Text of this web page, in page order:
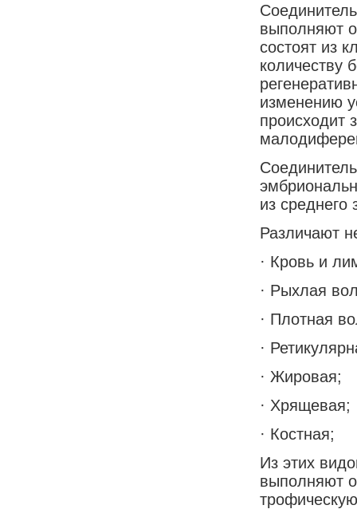
выполняют
состоят из
количеству
изменению
происходит
из
Различают
· Кровь и
· Рыхлая
· Плотная
·
· Жировая;
· Хрящевая;
· Костная;
Из этих
выполняют